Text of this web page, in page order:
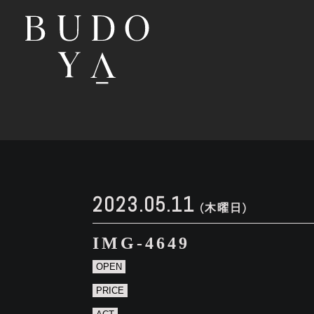
2023.05.11 (木曜日)
IMG-4649
OPEN
PRICE